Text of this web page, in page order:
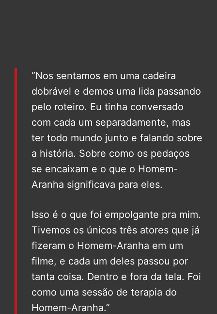
“Nos sentamos em uma cadeira
dobrável e demos uma lida passando
pelo roteiro. Eu tinha conversado
com cada um separadamente, mas
ter todo mundo junto e falando sobre
a história. Sobre como os pedaços
se encaixam e o que o Homem-
Aranha significava para eles.
Isso é o que foi empolgante pra mim.
Tivemos os únicos três atores que já
fizeram o Homem-Aranha em um
filme, e cada um deles passou por
tanta coisa. Dentro e fora da tela. Foi
como uma sessão de terapia do
Homem-Aranha.”